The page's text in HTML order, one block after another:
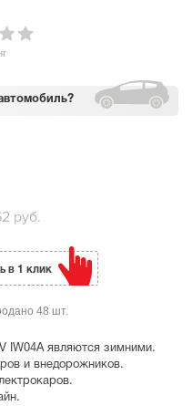
IW04A являются зимними.
и внедорожников.
руб.
в 1 клик
48 шт.